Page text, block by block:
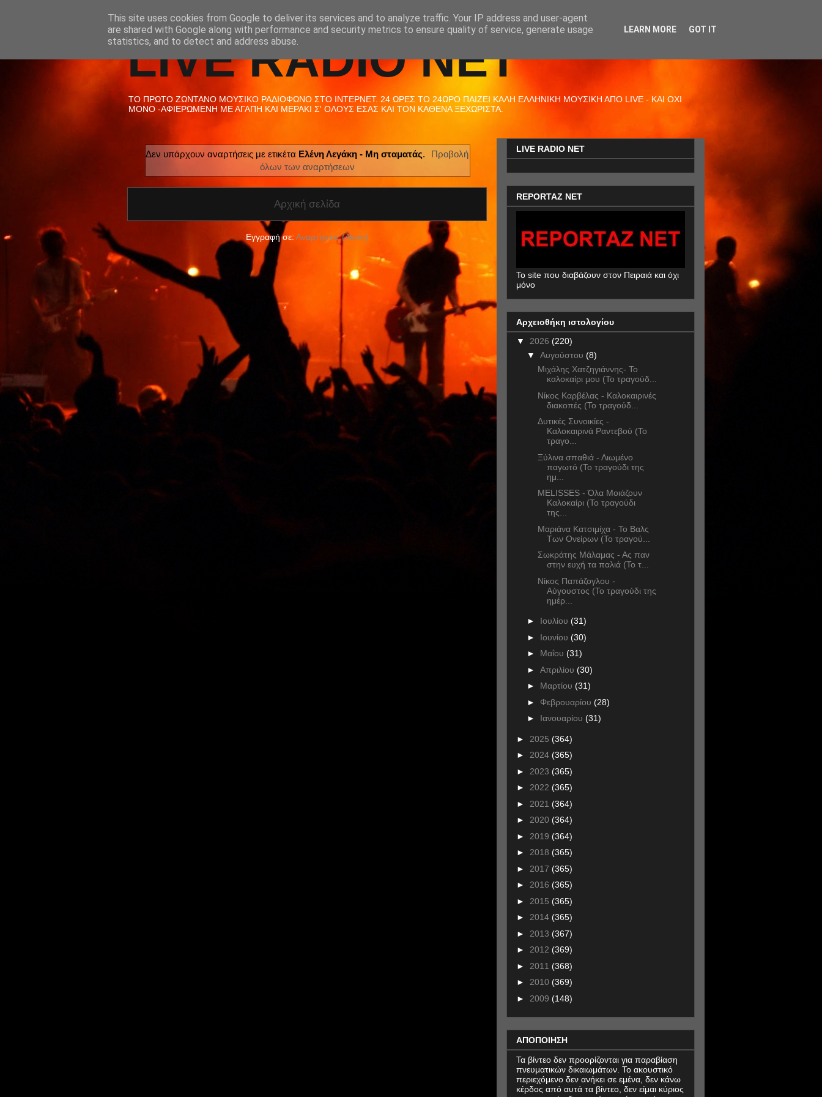
LIVE RADIO NET
ΤΟ ΠΡΩΤΟ ΖΩΝΤΑΝΟ ΜΟΥΣΙΚΟ ΡΑΔΙΟΦΩΝΟ ΣΤΟ ΙΝΤΕΡΝΕΤ. 24 ΩΡΕΣ ΤΟ 24ΩΡΟ ΠΑΙΖΕΙ ΚΑΛΗ ΕΛΛΗΝΙΚΗ ΜΟΥΣΙΚΗ ΑΠΟ LIVE - ΚΑΙ ΟΧΙ
ΜΟΝΟ -ΑΦΙΕΡΩΜΕΝΗ ΜΕ ΑΓΑΠΗ ΚΑΙ ΜΕΡΑΚΙ Σ' ΟΛΟΥΣ ΕΣΑΣ ΚΑΙ ΤΟΝ ΚΑΘΕΝΑ ΞΕΧΩΡΙΣΤΑ.
Δεν υπάρχουν αναρτήσεις με ετικέτα Ελένη Λεγάκη - Μη σταματάς.
Προβολή
όλων των αναρτήσεων
Αρχική σελίδα
Εγγραφή σε: Αναρτήσεις (Atom)
LIVE RADIO NET
REPORTAZ NET
To site που διαβάζουν στον Πειραιά και όχι
μόνο
Αρχειοθήκη ιστολογίου
▼ 2026 (220)
▼ Αυγούστου (8)
Μιχάλης Χατζηγιάννης- Το
καλοκαίρι μου (Το τραγούδ...
Νίκος Καρβέλας - Καλοκαιρινές
διακοπές (Το τραγούδ...
Δυτικές Συνοικίες -
Καλοκαιρινά Ραντεβού (Το
τραγο...
Ξύλινα σπαθιά - Λιωμένο
παγωτό (Το τραγούδι της
ημ...
MELISSES - Όλα Μοιάζουν
Καλοκαίρι (Το τραγούδι
της...
Μαριάνα Κατσιμίχα - Το Βαλς
Των Ονείρων (Το τραγού...
Σωκράτης Μάλαμας - Ας παν
στην ευχή τα παλιά (Το τ...
Νίκος Παπάζογλου -
Αύγουστος (Το τραγούδι της
ημέρ...
► Ιουλίου (31)
► Ιουνίου (30)
► Μαΐου (31)
► Απριλίου (30)
► Μαρτίου (31)
► Φεβρουαρίου (28)
► Ιανουαρίου (31)
► 2025 (364)
► 2024 (365)
► 2023 (365)
► 2022 (365)
► 2021 (364)
► 2020 (364)
► 2019 (364)
► 2018 (365)
► 2017 (365)
► 2016 (365)
► 2015 (365)
► 2014 (365)
► 2013 (367)
► 2012 (369)
► 2011 (368)
► 2010 (369)
► 2009 (148)
ΑΠΟΠΟΙΗΣΗ
Τα βίντεο δεν προορίζονται για παραβίαση
πνευματικών δικαιωμάτων. Το ακουστικό
περιεχόμενο δεν ανήκει σε εμένα, δεν κάνω
κέρδος από αυτά τα βίντεο, δεν είμαι κύριος
This site uses cookies from Google to deliver its services and to analyze traffic. Your IP address and user-agent
are shared with Google along with performance and security metrics to ensure quality of service, generate usage
statistics, and to detect and address abuse.
LEARN MORE GOT IT